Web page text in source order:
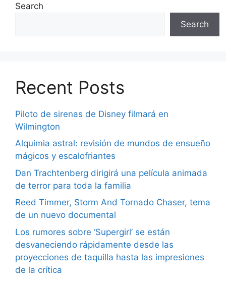
Search
Search
Recent Posts
Piloto de sirenas de Disney filmará en
Wilmington
Alquimia astral: revisión de mundos de ensueño
mágicos y escalofriantes
Dan Trachtenberg dirigirá una película animada
de terror para toda la familia
Reed Timmer, Storm And Tornado Chaser, tema
de un nuevo documental
Los rumores sobre ‘Supergirl’ se están
desvaneciendo rápidamente desde las
proyecciones de taquilla hasta las impresiones
de la crítica